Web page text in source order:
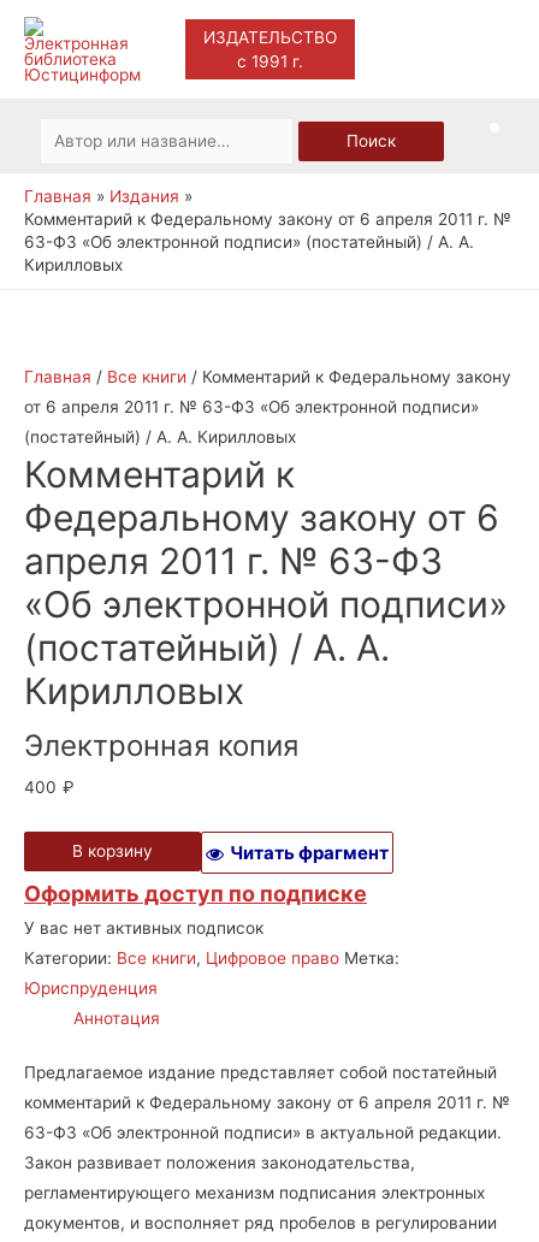
ИЗДАТЕЛЬСТВО
с 1991 г.
Искать:
Поиск
Главная
Издания
Комментарий к Федеральному закону от 6 апреля 2011 г. №
63-ФЗ «Об электронной подписи» (постатейный) / А. А.
Кирилловых
Главная / Все книги / Комментарий к Федеральному закону
от 6 апреля 2011 г. № 63-ФЗ «Об электронной подписи»
(постатейный) / А. А. Кирилловых
Комментарий к
Федеральному закону от 6
апреля 2011 г. № 63-ФЗ
«Об электронной подписи»
(постатейный) / А. А.
Кирилловых
Электронная копия
400 ₽
В корзину Читать фрагмент
Оформить доступ по подписке
У вас нет активных подписок
Категории: Все книги, Цифровое право Метка:
Юриспруденция
Аннотация
Предлагаемое издание представляет собой постатейный
комментарий к Федеральному закону от 6 апреля 2011 г. №
63-ФЗ «Об электронной подписи» в актуальной редакции.
Закон развивает положения законодательства,
регламентирующего механизм подписания электронных
документов, и восполняет ряд пробелов в регулировании